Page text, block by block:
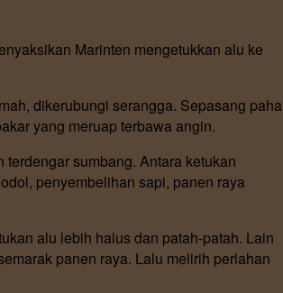
Marinten mengetukkan alu ke
dikerubungi serangga. Sepasang paha
yang meruap terbawa angin.
sumbang. Antara ketukan
penyembelihan sapi, panen raya
alu lebih halus dan patah-patah. Lain
panen raya. Lalu melirih perlahan